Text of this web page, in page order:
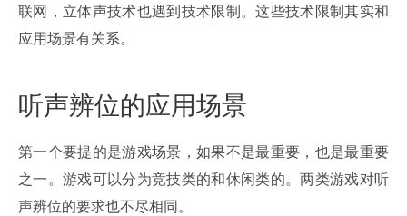
联网，立体声技术也遇到技术限制。这些技术限制其实和
应用场景有关系。
听声辨位的应用场景
第一个要提的是游戏场景，如果不是最重要，也是最重要
之一。游戏可以分为竞技类的和休闲类的。两类游戏对听
声辨位的要求也不尽相同。